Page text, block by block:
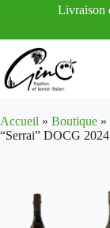
Livraison
Accueil » Boutique »
“Serrai” DOCG